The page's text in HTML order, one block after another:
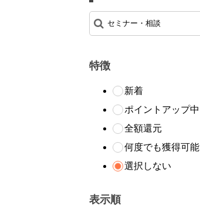
特徴
新着
ポイントアップ中
全額還元
何度でも獲得可能
選択しない
表示順